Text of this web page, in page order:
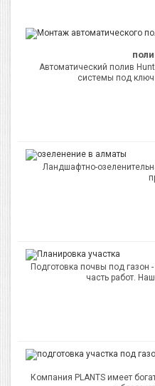
Автоматический полив
системы под
Ландшафтно-
Подготовка почвы под газон
часть работ.
Компания PLANTS имеет